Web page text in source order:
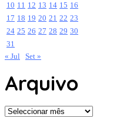
10 11 12 13 14 15 16
17 18 19 20 21 22 23
24 25 26 27 28 29 30
31
« Jul Set »
Arquivo
Arquivo